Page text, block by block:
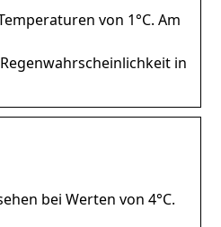
von 1°C. Am
in
bei Werten von 4°C.